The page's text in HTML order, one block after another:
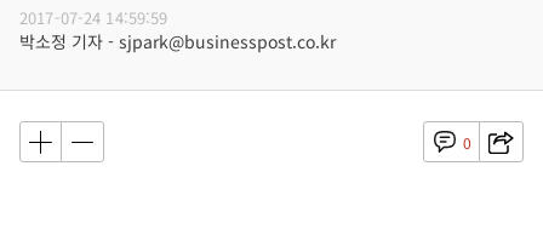
2017-07-24 14:59:59
박소정 기자 - sjpark@businesspost.co.kr
0